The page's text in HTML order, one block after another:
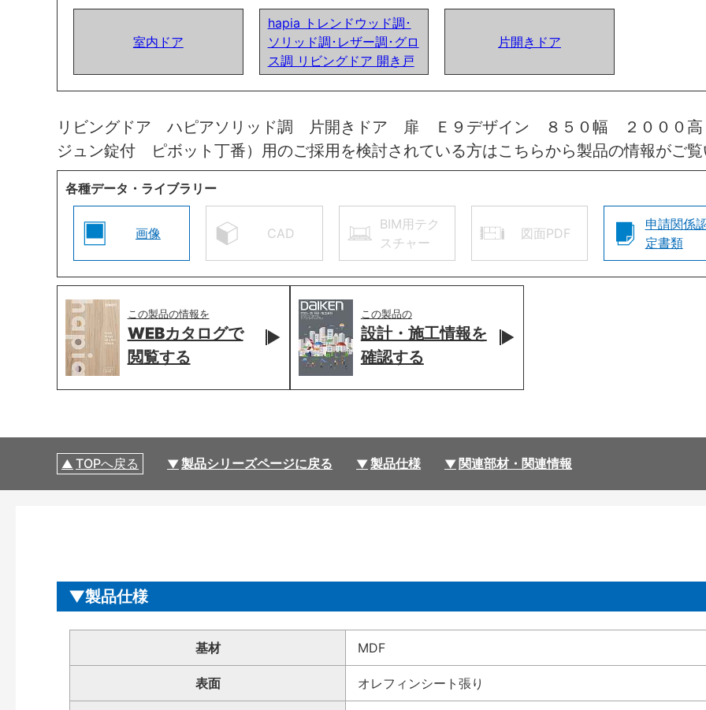
室内ドア
hapia トレンドウッド調･
ソリッド調･レザー調･グロ
ス調 リビングドア 開き戸
片開きドア
リビングドア ハピアソリッド調 片開きドア 扉 Ｅ９デザイン ８５０幅 ２０００
ジュン錠付 ピボット丁番）用のご採用を検討されている方はこちらから製品の情報がご
各種データ・ライブラリー
画像 CAD
BIM用テク
スチャー
図面PDF
申請関係
定書類
この製品の情報を
WEBカタログで
閲覧する
この製品の
設計・施工情報を
確認する
TOPへ戻る 製品シリーズページに戻る 製品仕様 関連部材・関連情報
製品仕様
基材 MDF
表面 オレフィンシート張り